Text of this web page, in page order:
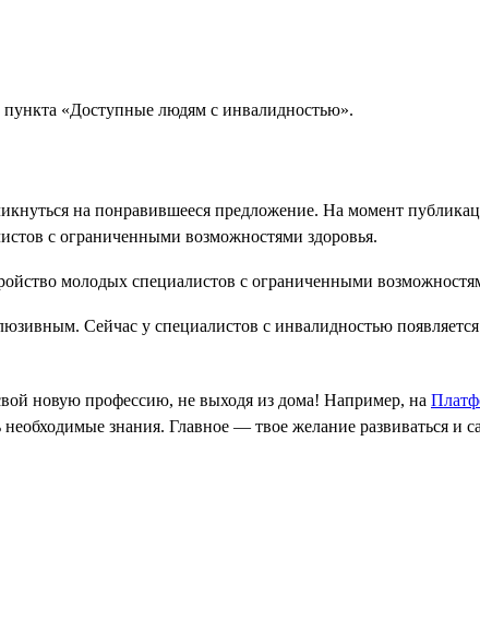
пункта «Доступные людям с инвалидностью».
на понравившееся предложение. На момент
с ограниченными возможностями здоровья.
Сейчас у специалистов с инвалидностью
новую профессию, не выходя из дома! Например, на
знания. Главное — твое желание развиваться и